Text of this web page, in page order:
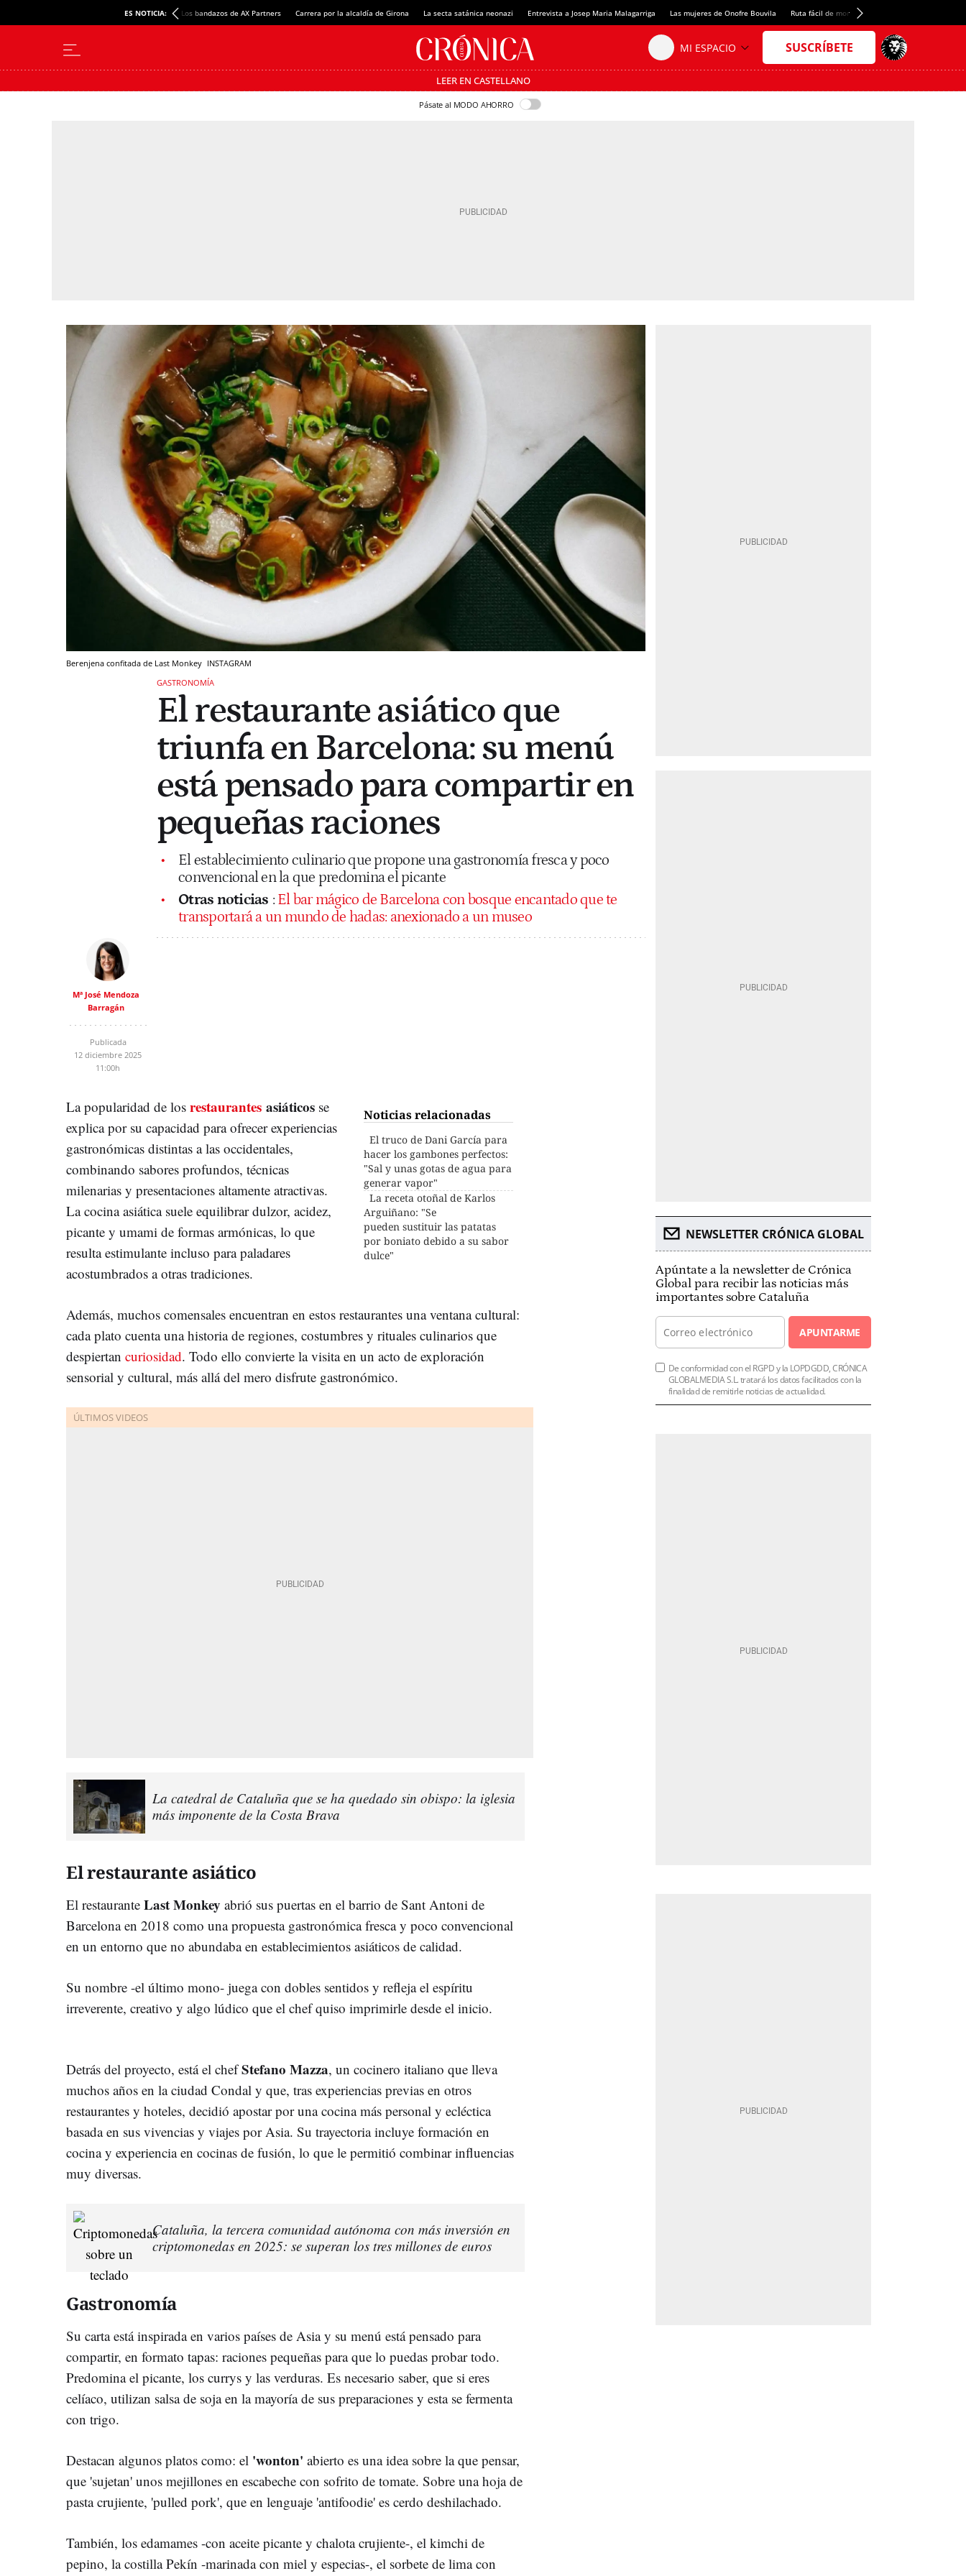
ES NOTICIA: Los bandazos de AX Partners Carrera por la alcaldía de Girona La secta satánica neonazi Entrevista a Josep Maria Malagarriga Las mujeres de Onofre Bouvila Ruta fácil de montaña
LEER EN CASTELLANO
Pásate al MODO AHORRO
Berenjena confitada de Last Monkey INSTAGRAM
GASTRONOMÍA
El restaurante asiático que
triunfa en Barcelona: su menú
está pensado para compartir en
pequeñas raciones
El establecimiento culinario que propone una gastronomía fresca y poco
convencional en la que predomina el picante
Otras noticias : El bar mágico de Barcelona con bosque encantado que te
transportará a un mundo de hadas: anexionado a un museo
Mª José Mendoza
Barragán
Publicada
12 diciembre 2025
11:00h
Noticias relacionadas
El truco de Dani García para
hacer los gambones perfectos:
"Sal y unas gotas de agua para
generar vapor"
La receta otoñal de Karlos
Arguiñano: "Se
pueden sustituir las patatas
por boniato debido a su sabor
dulce"
La popularidad de los restaurantes asiáticos se
explica por su capacidad para ofrecer experiencias
gastronómicas distintas a las occidentales,
combinando sabores profundos, técnicas
milenarias y presentaciones altamente atractivas.
La cocina asiática suele equilibrar dulzor, acidez,
picante y umami de formas armónicas, lo que
resulta estimulante incluso para paladares
acostumbrados a otras tradiciones.
Además, muchos comensales encuentran en estos restaurantes una ventana cultural:
cada plato cuenta una historia de regiones, costumbres y rituales culinarios que
despiertan curiosidad. Todo ello convierte la visita en un acto de exploración
sensorial y cultural, más allá del mero disfrute gastronómico.
La catedral de Cataluña que se ha quedado sin obispo: la iglesia
más imponente de la Costa Brava
El restaurante asiático
El restaurante Last Monkey abrió sus puertas en el barrio de Sant Antoni de
Barcelona en 2018 como una propuesta gastronómica fresca y poco convencional
en un entorno que no abundaba en establecimientos asiáticos de calidad.
Su nombre -el último mono- juega con dobles sentidos y refleja el espíritu
irreverente, creativo y algo lúdico que el chef quiso imprimirle desde el inicio.
Detrás del proyecto, está el chefStefano Mazza, un cocinero italiano que lleva
muchos años en la ciudad Condal y que, tras experiencias previas en otros
restaurantes y hoteles, decidió apostar por una cocina más personal y ecléctica
basada en sus vivencias y viajes por Asia. Su trayectoria incluye formación en
cocina y experiencia en cocinas de fusión, lo que le permitió combinar influencias
muy diversas.
Cataluña, la tercera comunidad autónoma con más inversión en
criptomonedas en 2025: se superan los tres millones de euros
Gastronomía
Su carta está inspirada en varios países de Asia y su menú está pensado para
compartir, en formato tapas: raciones pequeñas para que lo puedas probar todo.
Predomina el picante, los currys y las verduras. Es necesario saber, que si eres
celíaco, utilizan salsa de soja en la mayoría de sus preparaciones y esta se fermenta
con trigo.
Destacan algunos platos como: el 'wonton' abierto es una idea sobre la que pensar,
que 'sujetan' unos mejillones en escabeche con sofrito de tomate. Sobre una hoja de
pasta crujiente, 'pulled pork', que en lenguaje 'antifoodie' es cerdo deshilachado.
También, los edamames -con aceite picante y chalota crujiente-, el kimchi de
pepino, la costilla Pekín -marinada con miel y especias-, el sorbete de lima con
NEWSLETTER CRÓNICA GLOBAL
Apúntate a la newsletter de Crónica
Global para recibir las noticias más
importantes sobre Cataluña
APUNTARME
De conformidad con el RGPD y la LOPDGDD, CRÓNICA
GLOBALMEDIA S.L. tratará los datos facilitados con la
finalidad de remitirle noticias de actualidad.